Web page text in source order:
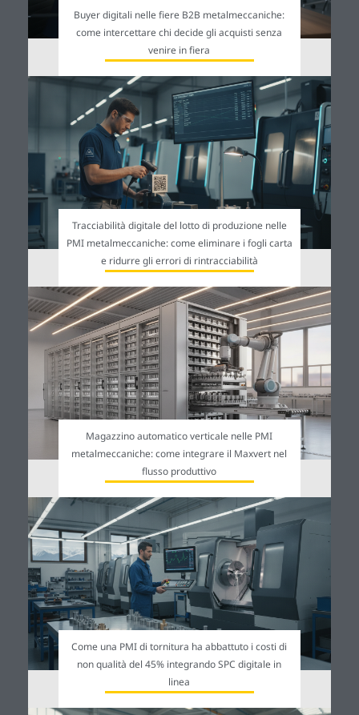
Buyer digitali nelle fiere B2B metalmeccaniche:
come intercettare chi decide gli acquisti senza
venire in fiera
Tracciabilità digitale del lotto di produzione nelle
PMI metalmeccaniche: come eliminare i fogli carta
e ridurre gli errori di rintracciabilità
Magazzino automatico verticale nelle PMI
metalmeccaniche: come integrare il Maxvert nel
flusso produttivo
Come una PMI di tornitura ha abbattuto i costi di
non qualità del 45% integrando SPC digitale in
linea